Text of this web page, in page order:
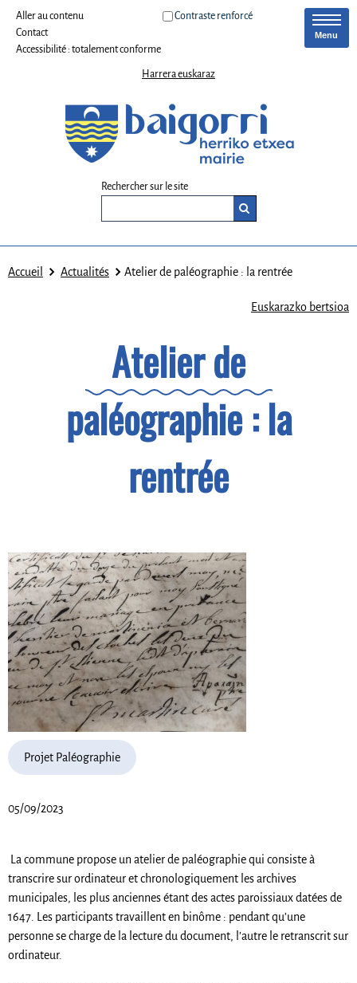
Aller au contenu
Contact
Accessibilité : totalement conforme
Contraste renforcé
Harrera euskaraz
Rechercher sur le site
Menu
Accueil Actualités Atelier de paléographie : la rentrée
Euskarazko bertsioa
Atelier de
paléographie : la
rentrée
Projet Paléographie
05/09/2023
La commune propose un atelier de paléographie qui consiste à
transcrire sur ordinateur et chronologiquement les archives
municipales, les plus anciennes étant des actes paroissiaux datées de
1647. Les participants travaillent en binôme : pendant qu’une
personne se charge de la lecture du document, l’autre le retranscrit sur
ordinateur.